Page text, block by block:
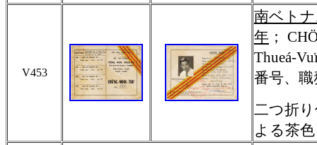
V453
南ベト
年 ；
Thueá-
番号、
二つ折
よる茶